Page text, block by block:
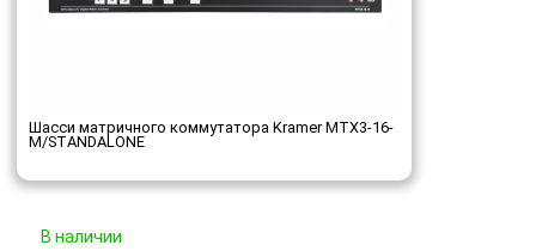
Шасси матричного коммутатора Kramer MTX3-16-
M/STANDALONE
В наличии